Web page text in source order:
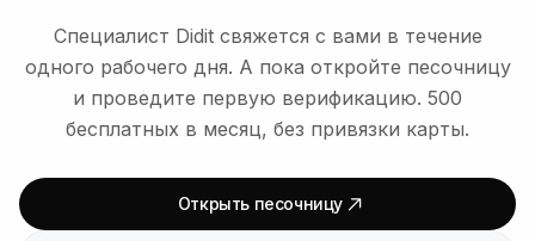
Специалист Didit свяжется с вами в течение
одного рабочего дня. А пока откройте песочницу
и проведите первую верификацию. 500
бесплатных в месяц, без привязки карты.
Открыть песочницу